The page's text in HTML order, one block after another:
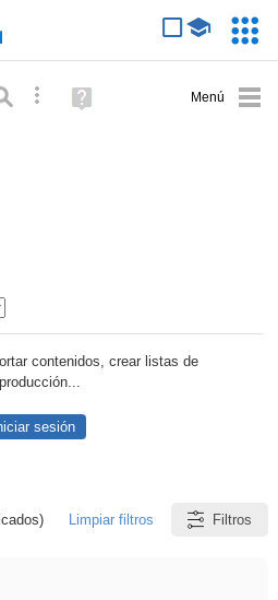
Búsqueda avanzada
Ayuda
(en
contenidos, crear listas de
sesión
Limpiar filtros Filtros